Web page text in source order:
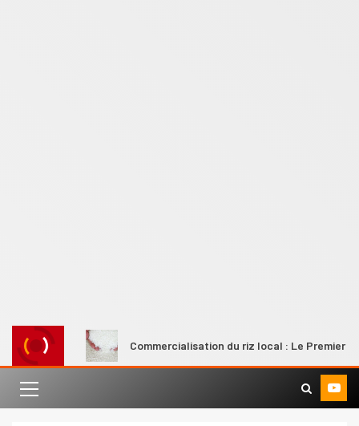
Commercialisation du riz local : Le Premier ministre